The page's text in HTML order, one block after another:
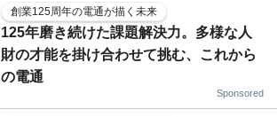
創業125周年の電通が描く未来
125年磨き続けた課題解決力。多様な人
財の才能を掛け合わせて挑む、これから
の電通
Sponsored